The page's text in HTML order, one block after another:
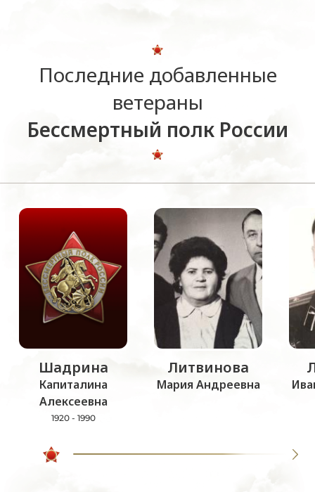
Последние добавленные
ветераны
Бессмертный полк России
Шадрина
Капиталина
Алексеевна
1920 - 1990
Литвинова
Мария Андреевна